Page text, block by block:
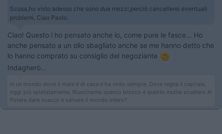
Scusa,ho visto adesso che sono due mezzi,perciò cancellerei eventuali
problemi. Ciao Paolo.
Ciao! Questo l ho pensato anche io, come pure le fasce... Ho
anche pensato a un olio sbagliato anche se me hanno detto che
lo hanno comprato su consiglio del negoziante
Indagherò...
In un mondo dove il male è di casa e ha vinto sempre, Dove regna il capitale,
oggi più spietatamente, Riusciranno questo brocco e questo inutile scudiero Al
Potere dare scacco e salvare il mondo intero?